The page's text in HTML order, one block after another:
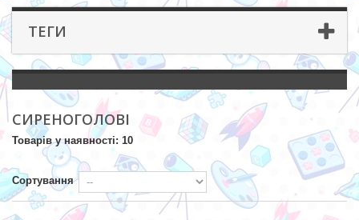
ТЕГИ
СИРЕНОГОЛОВІ
Товарів у наявності: 10
Сортування